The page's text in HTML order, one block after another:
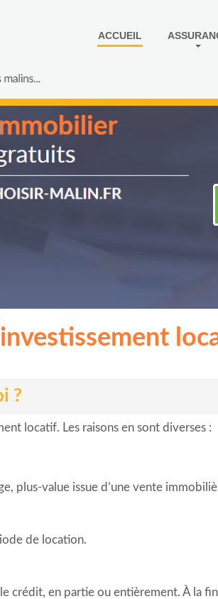
ACCUEIL
?
locatif. Les raisons en sont diverses :
plus-value issue d’une vente
de location.
crédit, en partie ou entièrement. À la